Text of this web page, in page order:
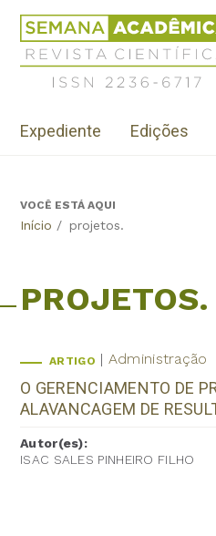
Jump
navigation
Revista
Científica
Semana
Acadêmica
2236-
Menu
institutional
Expediente Edições
BackVOCÊ ESTÁ AQUI
Início / projetos.
PROJETOS.
ARTIGO Administração
O GERENCIAMENTO DE
ALAVANCAGEM DE
Autor(es):
ISAC SALES PINHEIRO FILHO